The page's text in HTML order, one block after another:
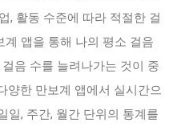
, 활동 수준에 따라 적절한 걸
계 앱을 통해 나의 평소 걸음
음 수를 늘려나가는 것이 중
양한 만보계 앱에서 실시간으
일, 주간, 월간 단위의 통계를